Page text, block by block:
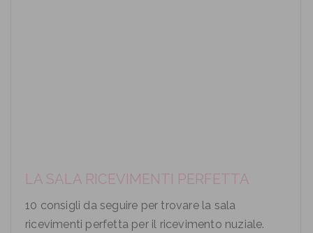
LA SALA RICEVIMENTI PERFETTA
10 consigli da seguire per trovare la sala
ricevimenti perfetta per il ricevimento nuziale.